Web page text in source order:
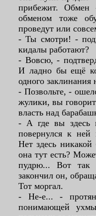
прибежит. Обмен
обменом тоже
проведут или
- Ты смотри! -
кидалы работают?
- Вовсю, -
И ладно бы ещё
одного заклинания
- Позвольте, -
жулики, вы
власть над
- А где вы здесь
повернулся к ней
Нет здесь
она тут есть?
пудрю... Вот так
закончил он,
Тот моргал.
- Не-е... -
понимающей